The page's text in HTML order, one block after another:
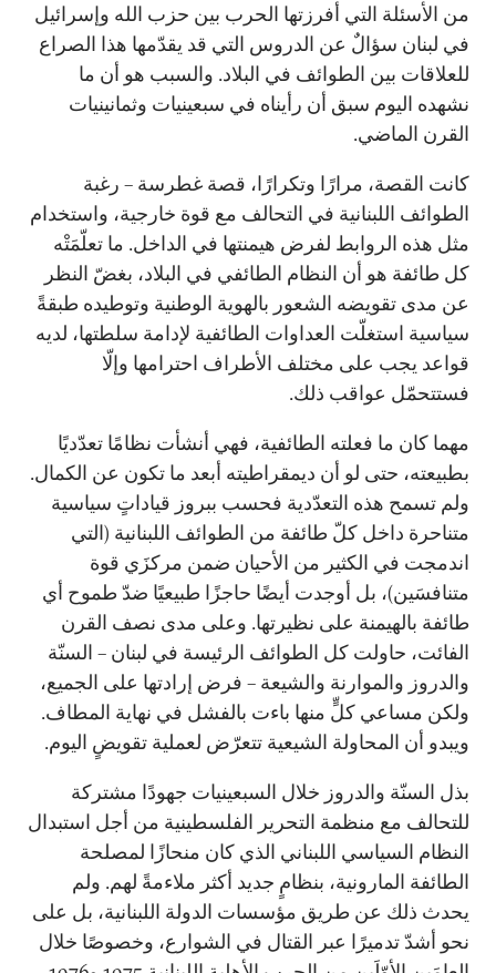
من الأسئلة التي أفرزتها الحرب بين حزب الله وإسرائيل
في لبنان سؤالٌ عن الدروس التي قد يقدّمها هذا الصراع
للعلاقات بين الطوائف في البلاد. والسبب هو أن ما
نشهده اليوم سبق أن رأيناه في سبعينيات وثمانينيات
القرن الماضي.
كانت القصة، مرارًا وتكرارًا، قصة غطرسة – رغبة
الطوائف اللبنانية في التحالف مع قوة خارجية، واستخدام
مثل هذه الروابط لفرض هيمنتها في الداخل. ما تعلّمَتْه
كل طائفة هو أن النظام الطائفي في البلاد، بغضّ النظر
عن مدى تقويضه الشعور بالهوية الوطنية وتوطيده طبقةً
سياسية استغلّت العداوات الطائفية لإدامة سلطتها، لديه
قواعد يجب على مختلف الأطراف احترامها وإلّا
فستتحمّل عواقب ذلك.
مهما كان ما فعلته الطائفية، فهي أنشأت نظامًا تعدّديًا
بطبيعته، حتى لو أن ديمقراطيته أبعد ما تكون عن الكمال.
ولم تسمح هذه التعدّدية فحسب ببروز قياداتٍ سياسية
متناحرة داخل كلّ طائفة من الطوائف اللبنانية (التي
اندمجت في الكثير من الأحيان ضمن مركزَي قوة
متنافسَين)، بل أوجدت أيضًا حاجزًا طبيعيًا ضدّ طموح أي
طائفة بالهيمنة على نظيرتها. وعلى مدى نصف القرن
الفائت، حاولت كل الطوائف الرئيسة في لبنان – السنّة
والدروز والموارنة والشيعة – فرض إرادتها على الجميع،
ولكن مساعي كلٍّ منها باءت بالفشل في نهاية المطاف.
ويبدو أن المحاولة الشيعية تتعرّض لعملية تقويضٍ اليوم.
بذل السنّة والدروز خلال السبعينيات جهودًا مشتركة
للتحالف مع منظمة التحرير الفلسطينية من أجل استبدال
النظام السياسي اللبناني الذي كان منحازًا لمصلحة
الطائفة المارونية، بنظامٍ جديد أكثر ملاءمةً لهم. ولم
يحدث ذلك عن طريق مؤسسات الدولة اللبنانية، بل على
نحو أشدّ تدميرًا عبر القتال في الشوارع، وخصوصًا خلال